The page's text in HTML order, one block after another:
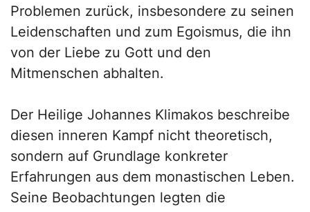
Problemen zurück, insbesondere zu seinen
Leidenschaften und zum Egoismus, die ihn
von der Liebe zu Gott und den
Mitmenschen abhalten.
Der Heilige Johannes Klimakos beschreibe
diesen inneren Kampf nicht theoretisch,
sondern auf Grundlage konkreter
Erfahrungen aus dem monastischen Leben.
Seine Beobachtungen legten die